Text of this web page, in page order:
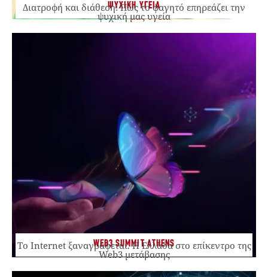
ΨΥΧΙΚΗ ΥΓΕΙΑ
Διατροφή και διάθεση: Πώς το φαγητό επηρεάζει την
ψυχική μας υγεία
WEB3 SUMMIT ATHENS
Το Internet ξαναγράφεται. Η Ελλάδα στο επίκεντρο της
Web3 μετάβασης